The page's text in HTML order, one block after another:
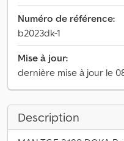
Numéro de référence:
b2023dk-1
Mise à jour:
dernière mise à jour le
Description